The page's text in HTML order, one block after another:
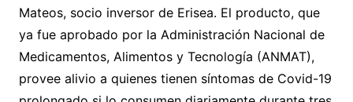
Mateos, socio inversor de Erisea. El producto, que
ya fue aprobado por la Administración Nacional de
Medicamentos, Alimentos y Tecnología (ANMAT),
provee alivio a quienes tienen síntomas de Covid-19